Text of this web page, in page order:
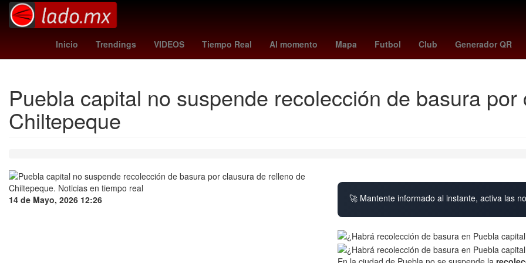
Inicio Trendings VIDEOS Tiempo Real Al momento Mapa Futbol Club Generador QR
Semana Santa Senador Dragón Mets - Dodgers Echo apple el iphone 18 pro max Empresa 27 de
Puebla capital no suspende recolección de basura
Chiltepeque
14 de Mayo, 2026 12:26 🚀 Mantente informado al instante, activa las